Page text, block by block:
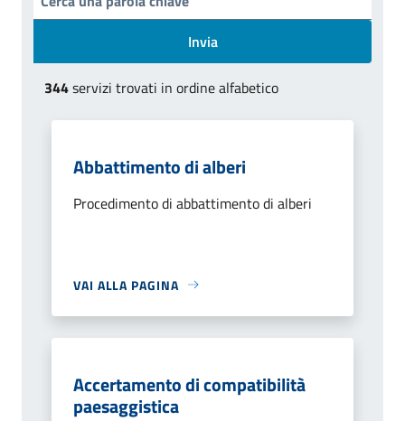
Invia
344servizi trovati in ordine alfabetico
Abbattimento di alberi
Procedimento di abbattimento di alberi
VAI ALLA PAGINA
Accertamento di compatibilità
paesaggistica